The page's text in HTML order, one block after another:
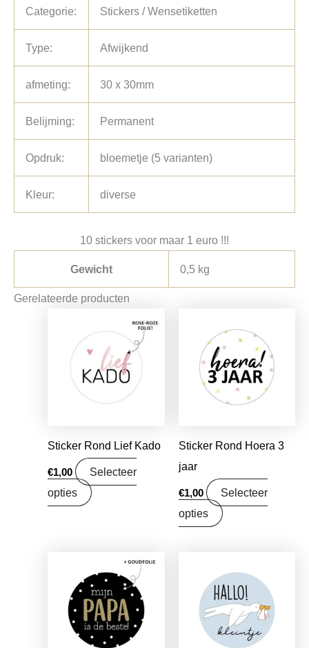
Categorie: Stickers / Wensetiketten
Type: Afwijkend
afmeting: 30 x 30mm
Belijming: Permanent
Opdruk: bloemetje (5 varianten)
Kleur: diverse
10 stickers voor maar 1 euro !!!
Gewicht 0,5 kg
Gerelateerde producten
Sticker Rond Lief Kado
€1,00
Selecteer
opties
Sticker Rond Hoera 3
jaar
€1,00
Selecteer
opties